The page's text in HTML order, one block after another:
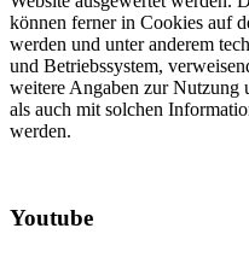
können ferner in Cookies auf
werden und unter anderem
und Betriebssystem,
weitere Angaben zur Nutzung
als auch mit solchen
werden.
Youtube